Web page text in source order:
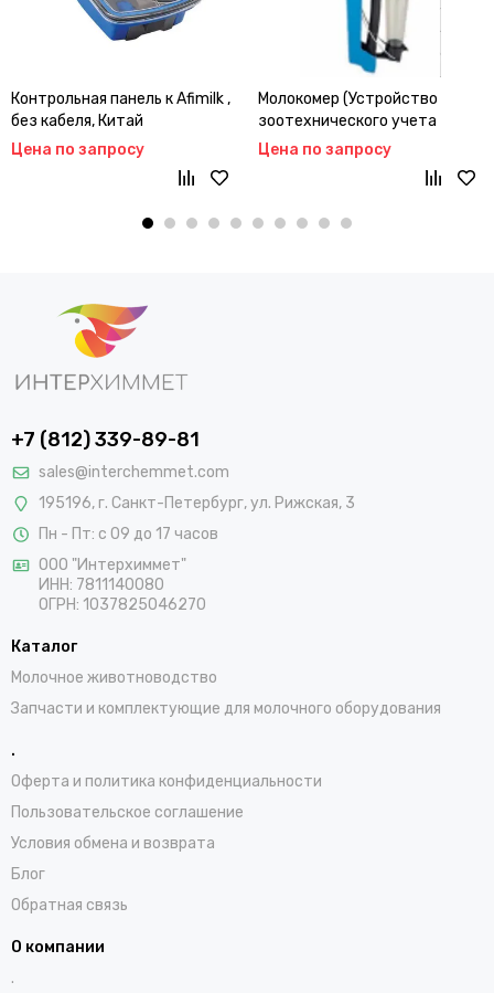
Контрольная панель к Afimilk ,
без кабеля, Китай
Цена по запросу
Молокомер (Устройство
зоотехнического учета
молока), PC, Китай
Цена по запросу
+7 (812) 339-89-81
sales@interchemmet.com
195196, г. Санкт-Петербург, ул. Рижская, 3
Пн - Пт: с 09 до 17 часов
ООО "Интерхиммет"
ИНН: 7811140080
ОГРН: 1037825046270
Каталог
Молочное животноводство
Запчасти и комплектующие для молочного оборудования
.
Оферта и политика конфиденциальности
Пользовательское соглашение
Условия обмена и возврата
Блог
Обратная связь
О компании
.